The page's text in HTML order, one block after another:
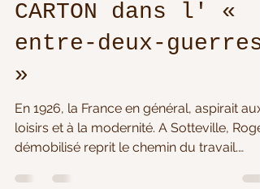
Guillemin
Les GUILLEMIN-
CARTON dans l' «
entre-deux-guerres
»
En 1926, la France en général, aspirait aux